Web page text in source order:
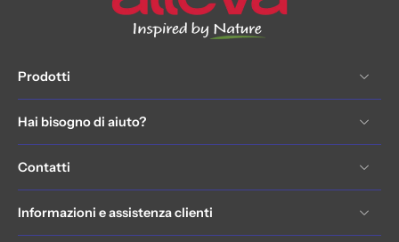
Prodotti
Hai bisogno di aiuto?
Contatti
Informazioni e assistenza clienti